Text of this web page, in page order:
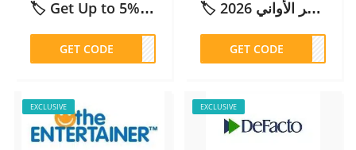
🏷️ Get Up to 5% OFF Sitewide — UBUY Discount Code (UBDCM990) | كود خصم يو باي – 2026
GET CODEM990
🏷️ كود خصم قصر الأواني 2026 (QA036) | خصم 10% شامل كل الموقع
GET CODEA036
EXCLUSIVE EXCLUSIVE